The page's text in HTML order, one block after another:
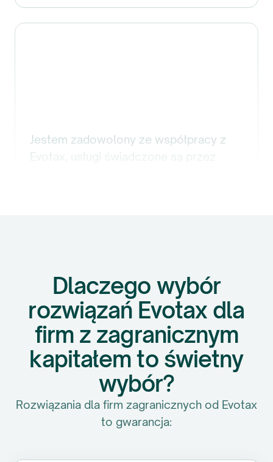
Jestem zadowolony ze współpracy z
Evotax, usługi świadczone są przez
CFO VKMD Invest sp. z o.o.
Dlaczego wybór
rozwiązań Evotax dla
firm z zagranicznym
kapitałem to świetny
wybór?
Rozwiązania dla firm zagranicznych od Evotax
to gwarancja: